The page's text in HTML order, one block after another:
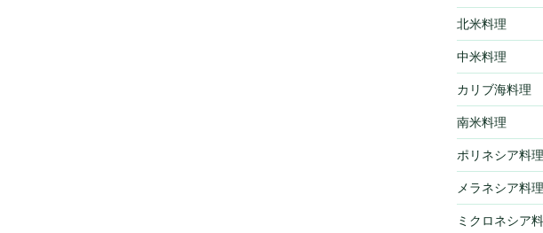
北米料理
中米料理
カリブ海料理
南米料理
ポリネシア料理
メラネシア料理
ミクロネシア